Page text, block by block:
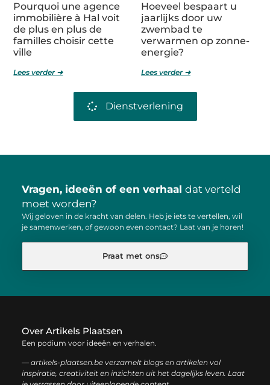
Pourquoi une agence
immobilière à Hal voit
de plus en plus de
familles choisir cette
ville
Lees verder ➜
Hoeveel bespaart u
jaarlijks door uw
zwembad te
verwarmen op zonne-
energie?
Lees verder ➜
Dienstverlening
Vragen, ideeën of een verhaal dat verteld
moet worden?
Wij geloven in de kracht van delen. Heb je iets te vertellen, wil
je samenwerken, of gewoon even contact? Laat van je horen!
Praat met ons
Over Artikels Plaatsen
Een podium voor ideeën en verhalen.
— artikels-plaatsen.be verzamelt blogs en artikelen vol
inspiratie, creativiteit en inzichten uit het dagelijks leven. Laat